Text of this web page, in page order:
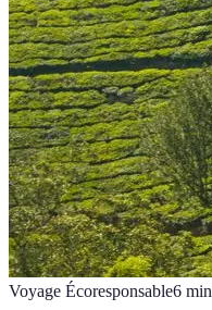
Voyage Écoresponsable6 min